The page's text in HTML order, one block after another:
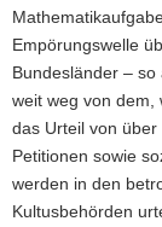
Empörungswelle
Bundesländer –
weit weg von dem,
das Urteil von
Petitionen sowie
werden in den
Kultusbehörden